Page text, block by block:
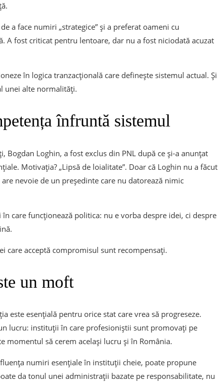
a face numiri „strategice” și a preferat oameni cu
A fost criticat pentru lentoare, dar nu a fost niciodată acuzat
în logica tranzacțională care definește sistemul actual. Și
unei alte normalități.
înfruntă sistemul
Loghin, a fost exclus din PNL după ce și-a anunțat
Motivația? „Lipsă de loialitate”. Doar că Loghin nu a făcut
nevoie de un președinte care nu datorează nimic
care funcționează politica: nu e vorba despre idei, ci despre
care acceptă compromisul sunt recompensați.
un moft
este esențială pentru orice stat care vrea să progreseze.
lucru: instituții în care profesioniștii sunt promovați pe
momentul să cerem același lucru și în România.
numiri esențiale în instituții cheie, poate propune
da tonul unei administrații bazate pe responsabilitate, nu